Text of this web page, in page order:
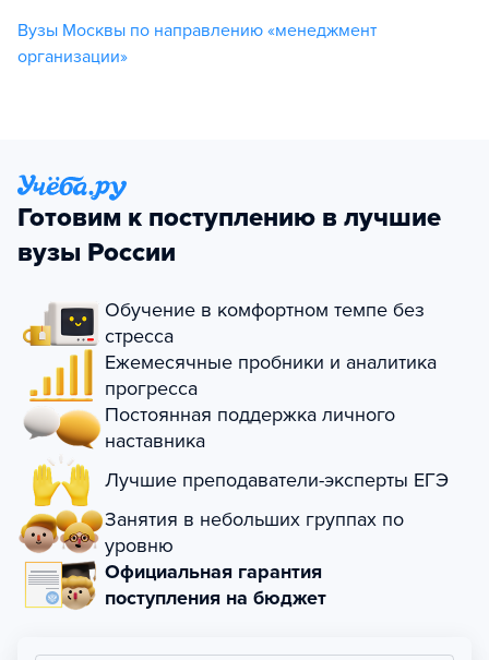
Вузы Москвы по направлению «менеджмент
организации»
Готовим к поступлению в лучшие
вузы России
Обучение в комфортном темпе без
стресса
Ежемесячные пробники и аналитика
прогресса
Постоянная поддержка личного
наставника
Лучшие преподаватели-эксперты ЕГЭ
Занятия в небольших группах по
уровню
Официальная гарантия
поступления на бюджет